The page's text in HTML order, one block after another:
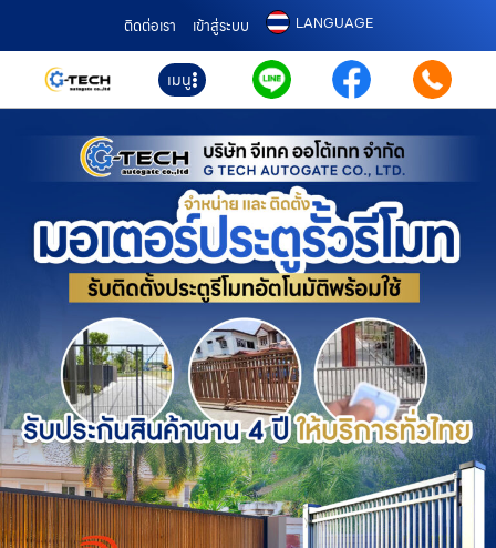
ติดต่อเรา เข้าสู่ระบบ LANGUAGE
เมนู